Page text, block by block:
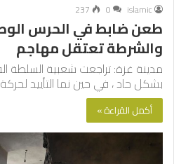
islamic
0
237
طعن ضابط في الحرس
والشرطة تعتقل مهاجم
مدينة غزة: تراجعت شعبية السلطة
بشكل حاد ، في حين نما التأييد
أكمل القراءة »